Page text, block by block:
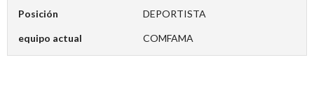
Posición DEPORTISTA
equipo actual COMFAMA